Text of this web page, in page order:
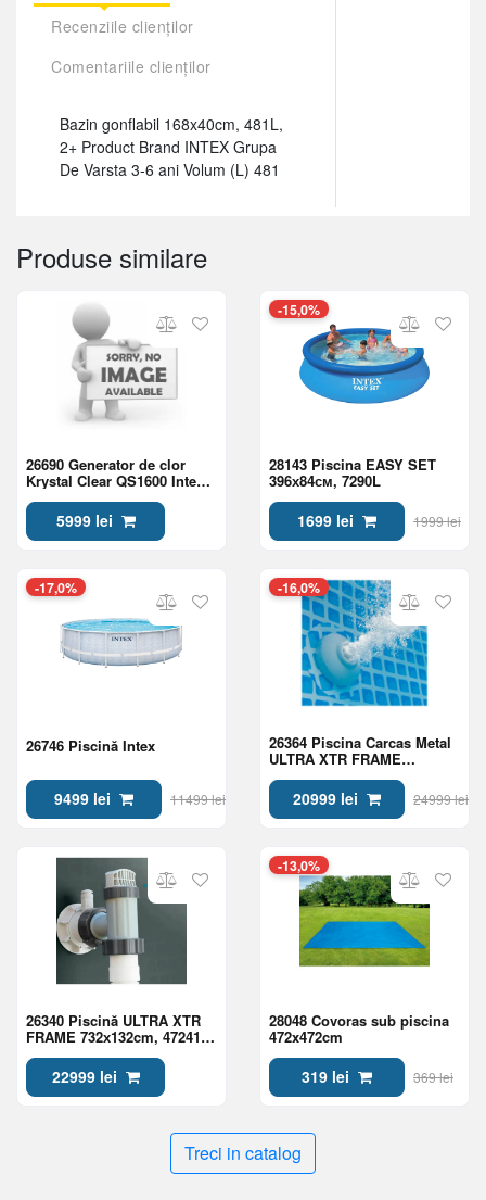
Recenziile clienților
Comentariile clienților
Bazin gonflabil 168x40cm, 481L,
2+ Product Brand INTEX Grupa
De Varsta 3-6 ani Volum (L) 481
Produse similare
26690 Generator de clor
Krystal Clear QS1600 Intex
cu wifi5999 lei
-15,0%
28143 Piscina EASY SET
396х84см, 7290L
1699 lei 1999 lei
-17,0%
26746 Piscină Intex
9499 lei 11499 lei
-16,0%
26364 Piscina Carcas Metal
ULTRA XTR FRAME
20999 lei 24999 lei
26340 Piscină ULTRA XTR
FRAME 732х132cm, 47241L,
22999 lei
-13,0%
28048 Covoras sub piscina
472x472cm
319 lei 369 lei
Treci in catalog